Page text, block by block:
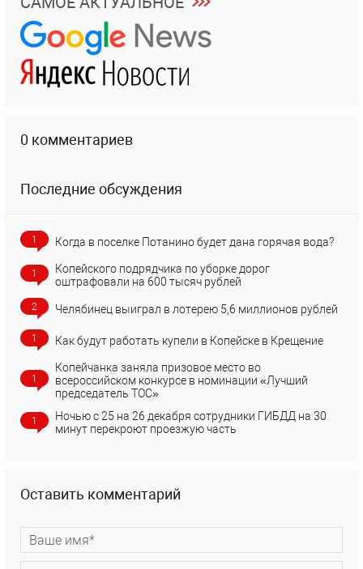
0 комментариев
Последние обсуждения
1 Когда в поселке Потанино будет дана горячая вода?
1
Копейского подрядчика по уборке дорог
оштрафовали на 600 тысяч рублей
2 Челябинец выиграл в лотерею 5,6 миллионов рублей
1 Как будут работать купели в Копейске в Крещение
1
Копейчанка заняла призовое место во
всероссийском конкурсе в номинации «Лучший
председатель ТОС»
1
Ночью с 25 на 26 декабря сотрудники ГИБДД на 30
минут перекроют проезжую часть
Оставить комментарий